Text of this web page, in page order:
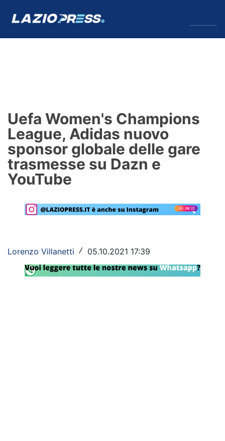
Formello
Infortuni
Primavera
Lazio Women
Social
Uefa Women's Champions
League, Adidas nuovo
sponsor globale delle gare
trasmesse su Dazn e
YouTube
Lorenzo Villanetti / 05.10.2021 17:39